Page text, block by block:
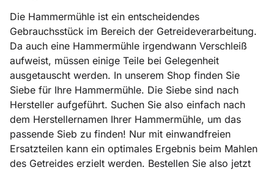
Die Hammermühle ist ein entscheidendes
Gebrauchsstück im Bereich der Getreideverarbeitung.
Da auch eine Hammermühle irgendwann Verschleiß
aufweist, müssen einige Teile bei Gelegenheit
ausgetauscht werden. In unserem Shop finden Sie
Siebe für Ihre Hammermühle. Die Siebe sind nach
Hersteller aufgeführt. Suchen Sie also einfach nach
dem Herstellernamen Ihrer Hammermühle, um das
passende Sieb zu finden! Nur mit einwandfreien
Ersatzteilen kann ein optimales Ergebnis beim Mahlen
des Getreides erzielt werden. Bestellen Sie also jetzt